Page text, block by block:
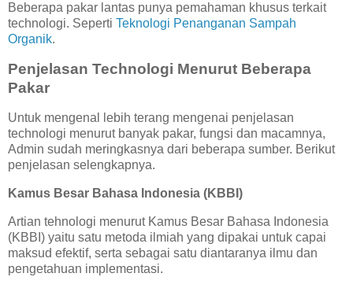
Beberapa pakar lantas punya pemahaman khusus terkait
technologi. Seperti Teknologi Penanganan Sampah
Organik.
Penjelasan Technologi Menurut Beberapa
Pakar
Untuk mengenal lebih terang mengenai penjelasan
technologi menurut banyak pakar, fungsi dan macamnya,
Admin sudah meringkasnya dari beberapa sumber. Berikut
penjelasan selengkapnya.
Kamus Besar Bahasa Indonesia (KBBI)
Artian tehnologi menurut Kamus Besar Bahasa Indonesia
(KBBI) yaitu satu metoda ilmiah yang dipakai untuk capai
maksud efektif, serta sebagai satu diantaranya ilmu dan
pengetahuan implementasi.